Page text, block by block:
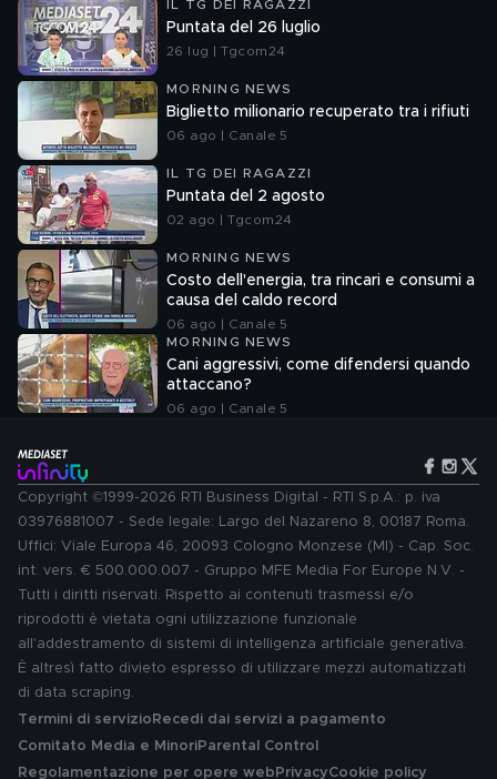
IL TG DEI RAGAZZI
Puntata del 26 luglio
26 lug | Tgcom24
MORNING NEWS
Biglietto milionario recuperato tra i rifiuti
06 ago | Canale 5
IL TG DEI RAGAZZI
Puntata del 2 agosto
02 ago | Tgcom24
MORNING NEWS
Costo dell'energia, tra rincari e consumi a
causa del caldo record
06 ago | Canale 5
MORNING NEWS
Cani aggressivi, come difendersi quando
attaccano?
06 ago | Canale 5
Copyright ©1999-2026 RTI Business Digital - RTI S.p.A.: p. iva
03976881007 - Sede legale: Largo del Nazareno 8, 00187 Roma.
Uffici: Viale Europa 46, 20093 Cologno Monzese (MI) - Cap. Soc.
int. vers. € 500.000.007 - Gruppo MFE Media For Europe N.V. -
Tutti i diritti riservati. Rispetto ai contenuti trasmessi e/o
riprodotti è vietata ogni utilizzazione funzionale
all'addestramento di sistemi di intelligenza artificiale generativa.
È altresì fatto divieto espresso di utilizzare mezzi automatizzati
di data scraping.
Termini di servizio Recedi dai servizi a pagamento
Comitato Media e MinoriParental Control
Regolamentazione per opere web PrivacyCookie policy